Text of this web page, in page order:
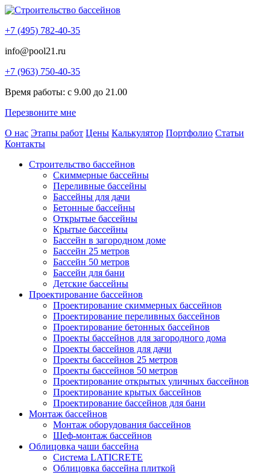
+7 (495) 782-40-35
info@pool21.ru
+7 (963) 750-40-35
Время работы: с 9.00 до 21.00
Перезвоните мне
О нас Этапы работ Цены Калькулятор Портфолио Статьи
Контакты
Строительство бассейнов
Скиммерные бассейны
Переливные бассейны
Бассейны для дачи
Бетонные бассейны
Открытые бассейны
Крытые бассейны
Бассейн в загородном доме
Бассейн 25 метров
Бассейн 50 метров
Бассейн для бани
Детские бассейны
Проектирование бассейнов
Проектирование скиммерных бассейнов
Проектирование переливных бассейнов
Проектирование бетонных бассейнов
Проекты бассейнов для загородного дома
Проекты бассейнов для дачи
Проекты бассейнов 25 метров
Проекты бассейнов 50 метров
Проектирование открытых уличных бассейнов
Проектирование крытых бассейнов
Проектирование бассейнов для бани
Монтаж бассейнов
Монтаж оборудования бассейнов
Шеф-монтаж бассейнов
Облицовка чаши бассейна
Система LATICRETE
Облицовка бассейна плиткой